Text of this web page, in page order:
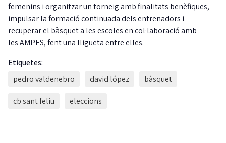
femenins i organitzar un torneig amb finalitats benèfiques,
impulsar la formació continuada dels entrenadors i
recuperar el bàsquet a les escoles en col·laboració amb
les AMPES, fent una lligueta entre elles.
Etiquetes:
pedro valdenebro
david lópez bàsquet
cb sant feliu eleccions